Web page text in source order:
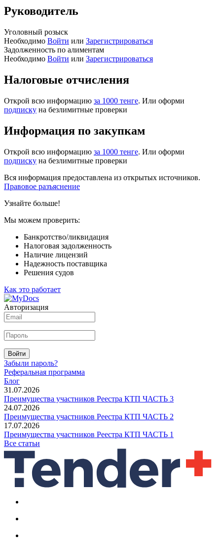
Руководитель
Уголовный розыск
Необходимо Войти или Зарегистрироваться
Задолженность по алиментам
Необходимо Войти или Зарегистрироваться
Налоговые отчисления
Открой всю информацию за 1000 тенге. Или оформи
подписку на безлимитные проверки
Информация по закупкам
Открой всю информацию за 1000 тенге. Или оформи
подписку на безлимитные проверки
Вся информация предоставлена из открытых источников.
Правовое разъяснение
Узнайте больше!
Мы можем проверить:
Банкротство/ликвидация
Налоговая задолженность
Наличие лицензий
Надежность поставщика
Решения судов
Как это работает
Авторизация
Войти
Забыли пароль?
Реферальная программа
Блог
31.07.2026
Преимущества участников Реестра КТП ЧАСТЬ 3
24.07.2026
Преимущества участников Реестра КТП ЧАСТЬ 2
17.07.2026
Преимущества участников Реестра КТП ЧАСТЬ 1
Все статьи